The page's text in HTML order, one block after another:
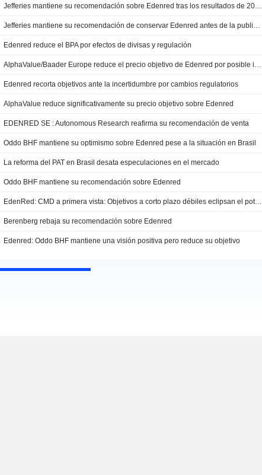
Jefferies mantiene su recomendación sobre Edenred tras los resultados de 2025
Jefferies mantiene su recomendación de conservar Edenred antes de la publicación de resultados
Edenred reduce el BPA por efectos de divisas y regulación
AlphaValue/Baader Europe reduce el precio objetivo de Edenred por posible impacto regulatorio
Edenred recorta objetivos ante la incertidumbre por cambios regulatorios
AlphaValue reduce significativamente su precio objetivo sobre Edenred
EDENRED SE : Autonomous Research reafirma su recomendación de venta
Oddo BHF mantiene su optimismo sobre Edenred pese a la situación en Brasil
La reforma del PAT en Brasil desata especulaciones en el mercado
Oddo BHF mantiene su recomendación sobre Edenred
EdenRed: CMD a primera vista: Objetivos a corto plazo débiles eclipsan el potencial
Berenberg rebaja su recomendación sobre Edenred
Edenred: Oddo BHF mantiene una visión positiva pero reduce su objetivo